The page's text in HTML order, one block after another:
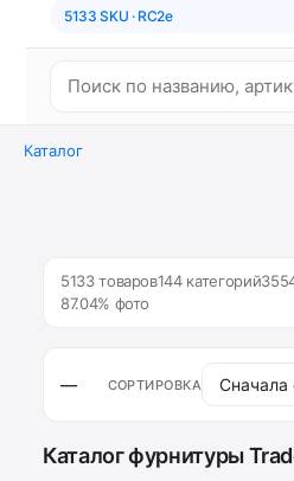
5133 SKU · RC2e
Каталог
5133 товаров144 категорий
87.04% фото
— СОРТИРОВКА
Каталог фурнитуры